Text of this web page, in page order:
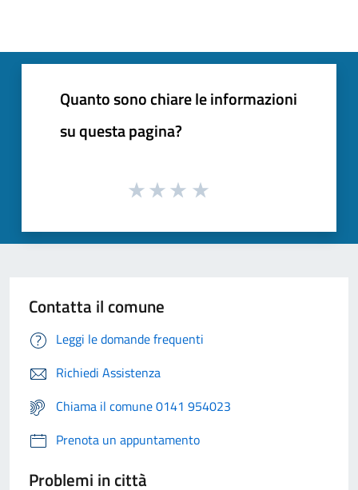
Quanto sono chiare le informazioni
su questa pagina?
Contatta il comune
Leggi le domande frequenti
Richiedi Assistenza
Chiama il comune 0141 954023
Prenota un appuntamento
Problemi in città